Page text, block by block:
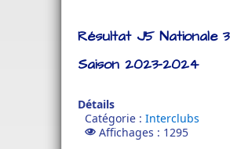
Résultat J5 Nationale 3
Saison 2023-2024
Détails
Catégorie : Interclubs
Affichages : 1295